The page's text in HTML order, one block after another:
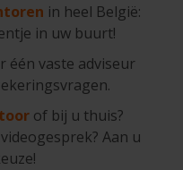
in heel België:
in uw buurt!
één vaste adviseur
of bij u thuis?
Aan u